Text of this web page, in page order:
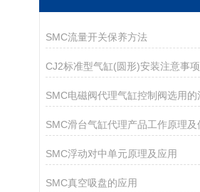
SMC流量开关保养方法
CJ2标准型气缸(圆形)安装注意事项
SMC浮动对中单元原理及应用
SMC真空吸盘的应用